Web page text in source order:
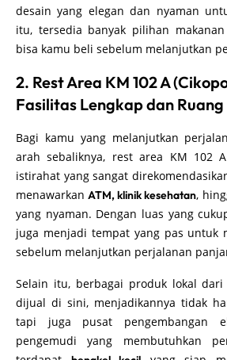
desain yang elegan dan nyaman
itu, tersedia banyak pilihan
bisa kamu beli sebelum melanjutkan
2. Rest Area KM 102 A
Fasilitas Lengkap dan Ruang
Bagi kamu yang melanjutkan
arah sebaliknya, rest area KM 102
istirahat yang sangat
menawarkanATM, klinik kesehatan,
yang nyaman. Dengan luas yang
juga menjadi tempat yang pas untuk
sebelum melanjutkan perjalanan
Selain itu, berbagai produk lokal
dijual di sini, menjadikannya tidak
tapi juga pusat pengembangan
pengemudi yang membutuhkan